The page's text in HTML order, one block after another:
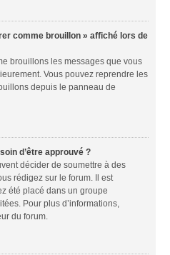
comme brouillon » affiché lors de
brouillons les messages que vous
Vous pouvez reprendre les
depuis le panneau de
d’être approuvé ?
décider de soumettre à des
rédigez sur le forum. Il est
été placé dans un groupe
Pour plus d’informations,
du forum.